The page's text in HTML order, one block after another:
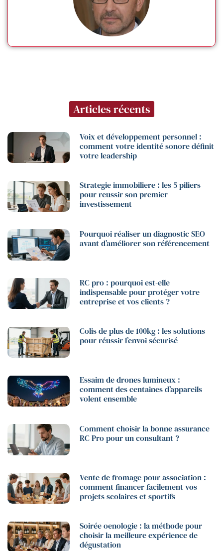
Articles récents
Voix et développement personnel :
comment votre identité sonore définit
votre leadership
Strategie immobiliere : les 5 piliers
pour reussir son premier
investissement
Pourquoi réaliser un diagnostic SEO
avant d’améliorer son référencement
RC pro : pourquoi est-elle
indispensable pour protéger votre
entreprise et vos clients ?
Colis de plus de 100kg : les solutions
pour réussir l’envoi sécurisé
Essaim de drones lumineux :
comment des centaines d’appareils
volent ensemble
Comment choisir la bonne assurance
RC Pro pour un consultant ?
Vente de fromage pour association :
comment financer facilement vos
projets scolaires et sportifs
Soirée oenologie : la méthode pour
choisir la meilleure expérience de
dégustation